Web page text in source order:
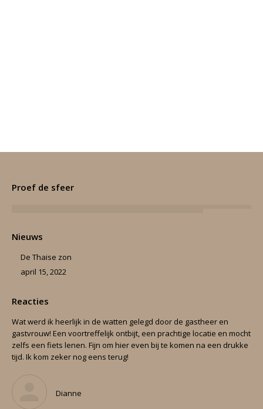
Proef de sfeer
Nieuws
De Thaise zon
april 15, 2022
Reacties
Wat werd ik heerlijk in de watten gelegd door de gastheer en
gastvrouw! Een voortreffelijk ontbijt, een prachtige locatie en mocht
zelfs een fiets lenen. Fijn om hier even bij te komen na een drukke
tijd. Ik kom zeker nog eens terug!
Dianne